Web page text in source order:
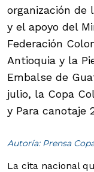
organización de
y el apoyo del
Federación
Antioquia y la
Embalse de
julio, la Copa
y Para canotaje
Autoría: Prensa
La cita nacional